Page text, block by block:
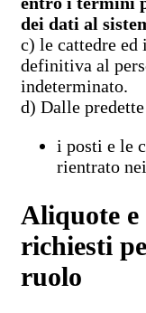
dei dati al
c) le cattedre ed
definitiva al
indeterminato.
d) Dalle
i posti e le
rientrato
Aliquote e
richiesti
ruolo